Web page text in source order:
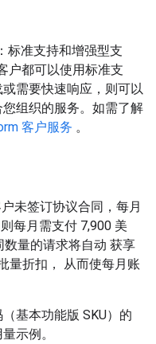
标准支持和增强型支
户都可以使用标准支
需要快速响应，则可以
组织的服务。如需了解
客户服务 。
未签订协议合同，每月
每月需支付 7,900 美
数量的请求将自动 获享
量折扣， 从而使每月账
基本功能版 SKU）的
示例。